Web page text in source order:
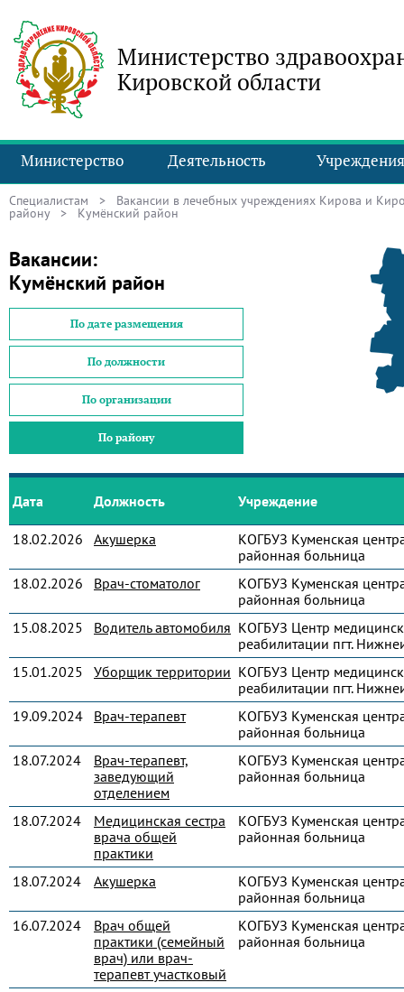
Министерство
Кировской области
Министерство Деятельность Учреждения
Специалистам > Вакансии в лечебных учреждениях Кирова и
району > Кумёнский район
Вакансии:
Кумёнский район
По дате размещения
По должности
По организации
По району
Дата Должность Учреждение
18.02.2026 Акушерка
КОГБУЗ Куменская
районная больница
18.02.2026
Врач-стоматолог
КОГБУЗ Куменская
районная больница
15.08.2025
Водитель автомобиля КОГБУЗ Центр
реабилитации пгт.
15.01.2025
Уборщик территории КОГБУЗ Центр
реабилитации пгт.
19.09.2024
Врач-терапевт
КОГБУЗ Куменская
районная больница
18.07.2024
Врач-терапевт,
заведующий
отделением
КОГБУЗ Куменская
районная больница
18.07.2024
Медицинская сестра
врача общей
практики
КОГБУЗ Куменская
районная больница
18.07.2024 Акушерка
КОГБУЗ Куменская
районная больница
16.07.2024
Врач общей
практики (семейный
врач) или врач-
терапевт участковый
КОГБУЗ Куменская
районная больница